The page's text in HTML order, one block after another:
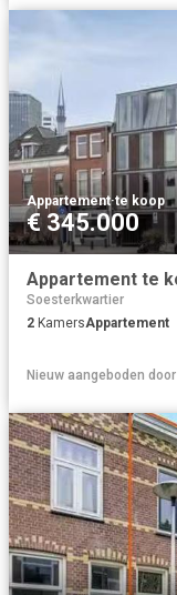
Appartement·te koop
€ 345.000
Soesterkwartier
2 KamersAppartement
Nieuw aangeboden door